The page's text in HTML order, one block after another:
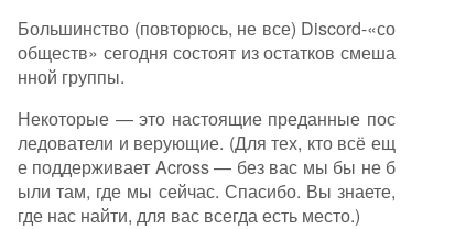
Большинство (повторюсь, не все) Discord-«со
обществ» сегодня состоят из остатков смеша
нной группы.
Некоторые — это настоящие преданные пос
ледователи и верующие. (Для тех, кто всё ещ
е поддерживает Across — без вас мы бы не б
ыли там, где мы сейчас. Спасибо. Вы знаете,
где нас найти, для вас всегда есть место.)